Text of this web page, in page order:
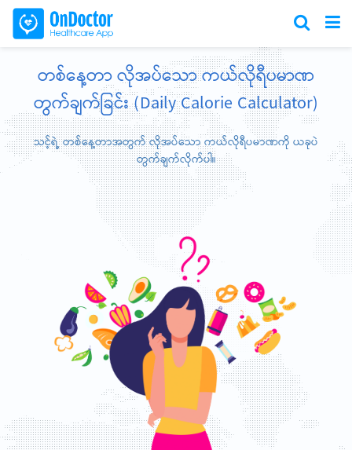
တစ်နေ့တာ လိုအပ်သော ကယ်လိုရီပမာဏ
တွက်ချက်ခြင်း (Daily Calorie Calculator)
သင့်ရဲ့ တစ်နေ့တာအတွက် လိုအပ်သော ကယ်လိုရီပမာဏကို ယခုပဲ
တွက်ချက်လိုက်ပါ။